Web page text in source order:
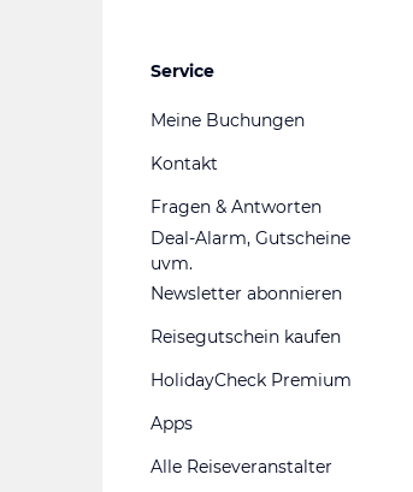
Service
Meine Buchungen
Kontakt
Fragen & Antworten
Deal-Alarm, Gutscheine
uvm.
Newsletter abonnieren
Reisegutschein kaufen
HolidayCheck Premium
Apps
Alle Reiseveranstalter